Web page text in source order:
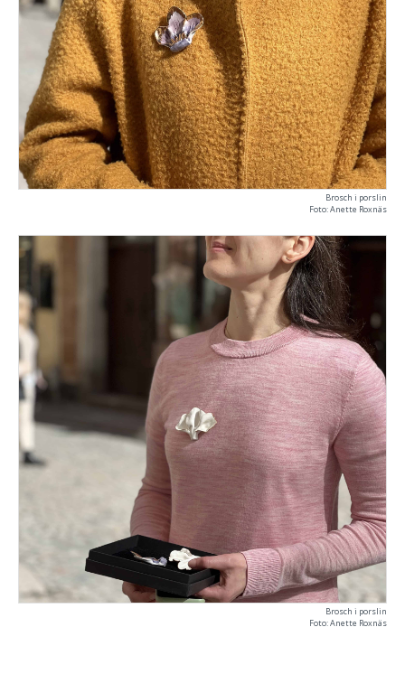
Brosch i porslin
Foto: Anette Roxnäs
Brosch i porslin
Foto: Anette Roxnäs